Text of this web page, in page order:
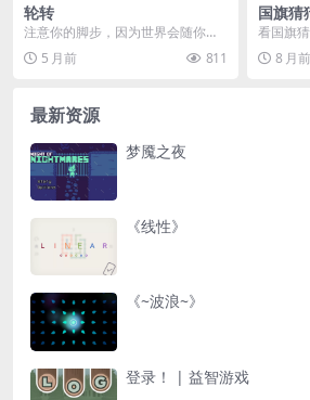
轮转
注意你的脚步，因为世界会随你一
同转动…… 就在《轮转》中！ 🎮 控
制方式 方向键...
5 月前 811
国旗猜
看国旗
8 月前
最新资源
梦魇之夜
《线性》
《~波浪~》
登录！ | 益智游戏